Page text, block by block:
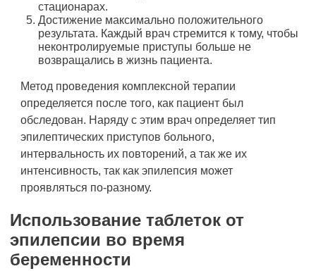
стационарах.
Достижение максимально положительного
результата. Каждый врач стремится к тому, чтобы
неконтролируемые приступы больше не
возвращались в жизнь пациента.
Метод проведения комплексной терапии
определяется после того, как пациент был
обследован. Наряду с этим врач определяет тип
эпилептических приступов больного,
интервальность их повторений, а так же их
интенсивность, так как эпилепсия может
проявляться по-разному.
Использование таблеток от
эпилепсии во время
беременности